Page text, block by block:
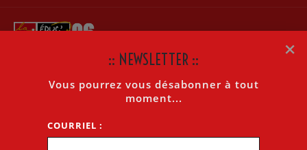
70EME CONGRÈS DE L’UNION DÉPARTEMENTALE CGT
Accueil»70eme Congrès de l’Union Départementale Cgt 06
×
:: NEWSLETTER ::
Vous pourrez vous désabonner à tout
moment...
COURRIEL :